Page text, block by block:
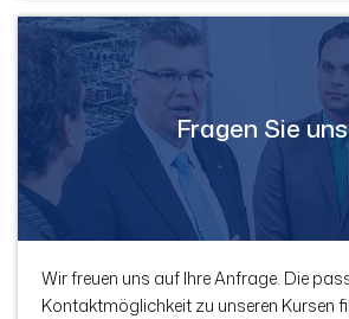
Fragen Sie
Wir freuen uns auf Ihre Anfrage. Die
Kontaktmöglichkeit zu unseren Kursen